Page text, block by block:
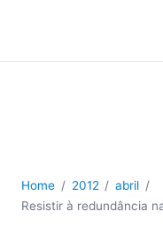
Home 2012
abril
Resistir à redundância